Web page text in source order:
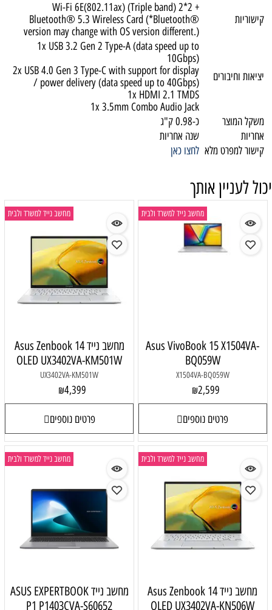
קישוריות
Wi-Fi 6E(802.11ax) (Triple band) 2*2 +
Bluetooth® 5.3 Wireless Card (*Bluetooth®
version may change with OS version different.)
יציאות וחיבורים
1x USB 3.2 Gen 2 Type-A (data speed up to
10Gbps)
2x USB 4.0 Gen 3 Type-C with support for display
/ power delivery (data speed up to 40Gbps)
1x HDMI 2.1 TMDS
1x 3.5mm Combo Audio Jack
משקל המוצר
כ-0.98 ק"ג
אחריות
שנה אחריות
קישור למפרט מלא לחצו כאן
יכול לעניין אותך
מחשב נייד למשרד ולבית
Asus VivoBook 15 X1504VA-
BQ059W
X1504VA-BQ059W
₪2,599
פרטים נוספים
מחשב נייד למשרד ולבית
מחשב נייד Asus Zenbook 14
OLED UX3402VA-KM501W
UX3402VA-KM501W
₪4,399
פרטים נוספים
מחשב נייד למשרד ולבית
מחשב נייד Asus Zenbook 14
OLED UX3402VA-KN506W
מחשב נייד למשרד ולבית
מחשב נייד ASUS EXPERTBOOK
P1 P1403CVA-S60652